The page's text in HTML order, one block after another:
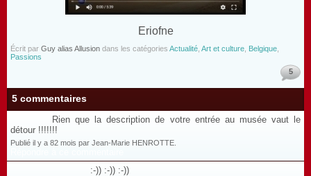
Eriofne
Écrit par Guy alias Allusion dans les catégories Actualité Art et culture Belgique
Passions
5
5 commentaires
Rien que la description de votre entrée au musée vaut le
détour !!!!!!!
Publié il y a 82 mois par Jean-Marie HENROTTE.
:-)) :-)) :-))